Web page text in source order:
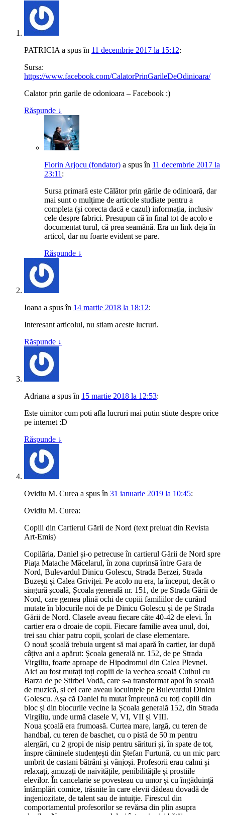
PATRICIA a spusîn 11 decembrie 2017 la 15:12:
Sursa:
https://www.facebook.com/CalatorPrinGarileDeOdinioara/
Calator prin garile de odonioara – Facebook :)
Răspunde ↓
Florin Arjocu (fondator) a spusîn 11 decembrie 2017 la
23:11 :
Sursa primară este Călător prin gările de odinioară, dar
mai sunt o mulțime de articole studiate pentru a
completa (și corecta dacă e cazul) informația, inclusiv
cele despre fabrici. Presupun că în final tot de acolo e
documentat turul, că prea seamănă. Era un link deja în
articol, dar nu foarte evident se pare.
Răspunde ↓
Ioana a spusîn 14 martie 2018 la 18:12:
Interesant articolul, nu stiam aceste lucruri.
Răspunde ↓
Adriana a spusîn 15 martie 2018 la 12:53:
Este uimitor cum poti afla lucruri mai putin stiute despre orice
pe internet :D
Răspunde ↓
Ovidiu M. Curea a spusîn 31 ianuarie 2019 la 10:45:
Ovidiu M. Curea:
Copiii din Cartierul Gării de Nord (text preluat din Revista
Art-Emis)
Copilăria, Daniel și-o petrecuse în cartierul Gării de Nord spre
Piața Matache Măcelarul, în zona cuprinsă între Gara de
Nord, Bulevardul Dinicu Golescu, Strada Berzei, Strada
Buzești și Calea Griviței. Pe acolo nu era, la început, decât o
singură școală, Școala generală nr. 151, de pe Strada Gării de
Nord, care gemea plină ochi de copiii familiilor de curând
mutate în blocurile noi de pe Dinicu Golescu și de pe Strada
Gării de Nord. Clasele aveau fiecare câte 40-42 de elevi. În
cartier era o droaie de copii. Fiecare familie avea unul, doi,
trei sau chiar patru copii, școlari de clase elementare.
O nouă școală trebuia urgent să mai apară în cartier, iar după
câțiva ani a apărut: Școala generală nr. 152, de pe Strada
Virgiliu, foarte aproape de Hipodromul din Calea Plevnei.
Aici au fost mutați toți copiii de la vechea școală Cuibul cu
Barza de pe Știrbei Vodă, care s-a transformat apoi în școală
de muzică, și cei care aveau locuințele pe Bulevardul Dinicu
Golescu. Așa că Daniel fu mutat împreună cu toți copiii din
bloc și din blocurile vecine la Școala generală 152, din Strada
Virgiliu, unde urmă clasele V, VI, VII și VIII.
Noua școală era frumoasă. Curtea mare, largă, cu teren de
handbal, cu teren de baschet, cu o pistă de 50 m pentru
alergări, cu 2 gropi de nisip pentru sărituri și, în spate de tot,
înspre căminele studențești din Ștefan Furtună, cu un mic parc
umbrit de castani bătrâni și vânjoși. Profesorii erau calmi și
relaxați, amuzați de naivitățile, penibilitățile și prostiile
elevilor. În cancelarie se povesteau cu umor și cu îngăduință
întâmplări comice, trăsnite în care elevii dădeau dovadă de
ingeniozitate, de talent sau de intuiție. Firescul din
comportamentul profesorilor se revărsa din plin asupra